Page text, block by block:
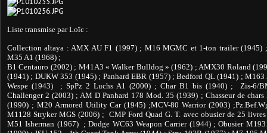
Liste transmise par Loïc :
Collection altaya : AMX AU F1 (1997) ; M16 MGMC et 1-ton trailer (1945)
M35 A1 (1968) ;
B1 Centauro (2002) ; M41A3 « Walker Bulldog » (1962) ; AMX30 Roland
(1941) ; DUKW 353 (1945) ; Panhard EBR (1957) ; Bedford QL (1941) ;
Wespe (1943) ; SpPz 2 Luchs A1 (2000) ; Char B1 bis (1940) ; Zis-6/
Challenger 2 (2003) ; AM D Panhard 178 Mod. 35 (1939) ; Chasseur de
(1990) ; M20 Armored Utility Car (1945) ;MCV-80 Warrior (2003)
M1128 Stryker MGS (2006) ; CMP Ford Quad G. T. avec obusier de 25
M51 Isherman (1967) ; Dodge WC63 Weapon Carrier (1944) ; Obusier